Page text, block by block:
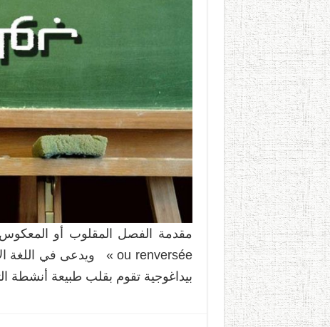
بيداغوجية تقوم بقلب طبيعة أنشطة